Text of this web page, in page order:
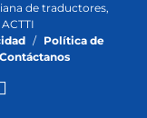
de traductores,
/ Política de
Contáctanos